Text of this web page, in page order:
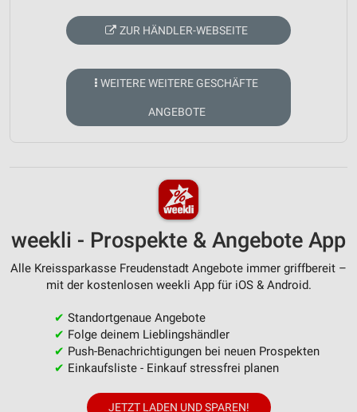
ZUR HÄNDLER-WEBSEITE
WEITERE WEITERE GESCHÄFTE
ANGEBOTE
weekli - Prospekte & Angebote App
Alle Kreissparkasse Freudenstadt Angebote immer griffbereit –
mit der kostenlosen weekli App für iOS & Android.
✔ Standortgenaue Angebote
✔ Folge deinem Lieblingshändler
✔ Push-Benachrichtigungen bei neuen Prospekten
✔ Einkaufsliste - Einkauf stressfrei planen
JETZT LADEN UND SPAREN!